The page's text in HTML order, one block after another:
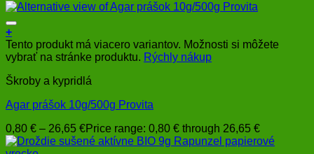
+
Tento produkt má viacero variantov. Možnosti si môžete
vybrať na stránke produktu. Rýchly nákup
Škroby a kypridlá
Agar prášok 10g/500g Provita
0,80 € – 26,65 €Price range: 0,80 € through 26,65 €